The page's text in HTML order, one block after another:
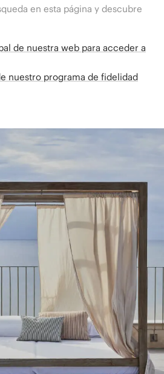
en esta página y descubre
de nuestra web para acceder a
nuestro programa de fidelidad